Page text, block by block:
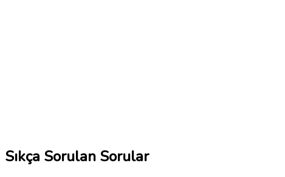
Sıkça Sorulan Sorular